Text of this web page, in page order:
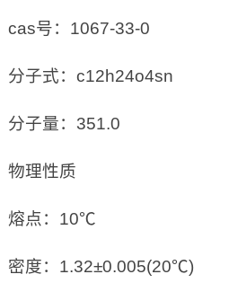
cas号：1067-33-0
分子式：c12h24o4sn
分子量：351.0
物理性质
熔点：10℃
密度：1.32±0.005(20℃)